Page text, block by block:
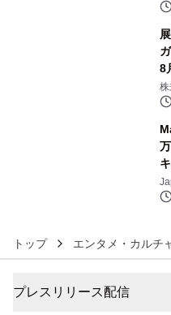
8
トップ エンタメ・カルチ
プレスリリース配信